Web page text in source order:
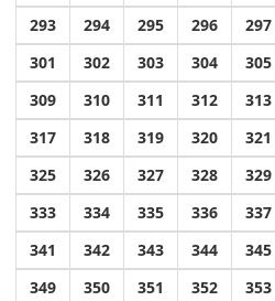
293
294 295 296 297
301
302 303 304 305
309
310 311 312 313
317
318 319 320 321
325
326 327 328 329
333
334 335 336 337
341
342 343 344 345
349
350 351 352 353